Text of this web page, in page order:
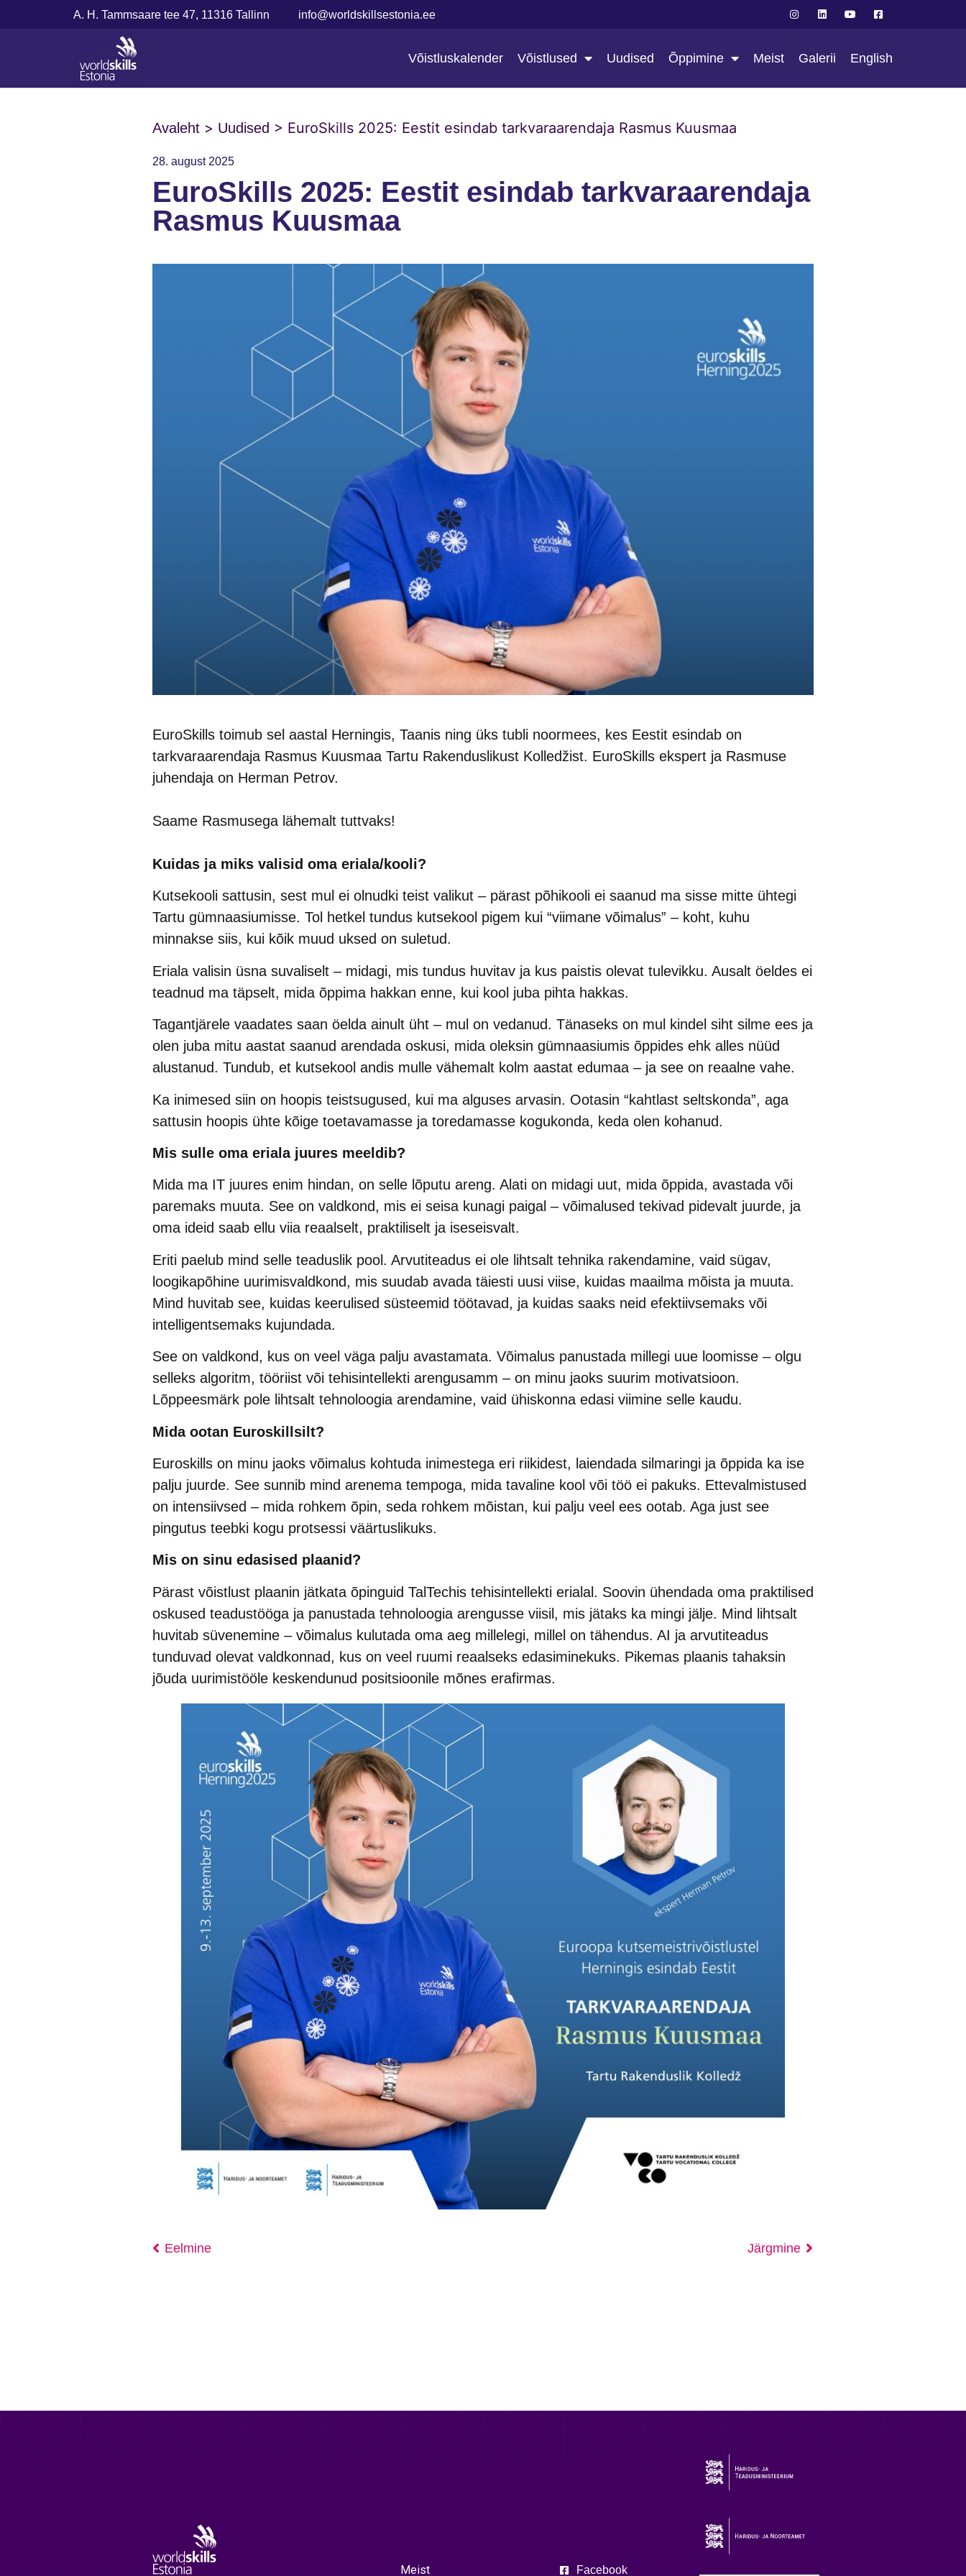
A. H. Tammsaare tee 47, 11316 Tallinn info@worldskillsestonia.ee
Võistluskalender Võistlused Uudised Õppimine Meist Galerii English
Avaleht > Uudised > EuroSkills 2025: Eestit esindab tarkvaraarendaja Rasmus Kuusmaa
28. august 2025
EuroSkills 2025: Eestit esindab tarkvaraarendaja
Rasmus Kuusmaa
EuroSkills toimub sel aastal Herningis, Taanis ning üks tubli noormees, kes Eestit esindab on
tarkvaraarendaja Rasmus Kuusmaa Tartu Rakenduslikust Kolledžist. EuroSkills ekspert ja Rasmuse
juhendaja on Herman Petrov.
Saame Rasmusega lähemalt tuttvaks!
Kuidas ja miks valisid oma eriala/kooli?
Kutsekooli sattusin, sest mul ei olnudki teist valikut – pärast põhikooli ei saanud ma sisse mitte ühtegi
Tartu gümnaasiumisse. Tol hetkel tundus kutsekool pigem kui “viimane võimalus” – koht, kuhu
minnakse siis, kui kõik muud uksed on suletud.
Eriala valisin üsna suvaliselt – midagi, mis tundus huvitav ja kus paistis olevat tulevikku. Ausalt öeldes ei
teadnud ma täpselt, mida õppima hakkan enne, kui kool juba pihta hakkas.
Tagantjärele vaadates saan öelda ainult üht – mul on vedanud. Tänaseks on mul kindel siht silme ees ja
olen juba mitu aastat saanud arendada oskusi, mida oleksin gümnaasiumis õppides ehk alles nüüd
alustanud. Tundub, et kutsekool andis mulle vähemalt kolm aastat edumaa – ja see on reaalne vahe.
Ka inimesed siin on hoopis teistsugused, kui ma alguses arvasin. Ootasin “kahtlast seltskonda”, aga
sattusin hoopis ühte kõige toetavamasse ja toredamasse kogukonda, keda olen kohanud.
Mis sulle oma eriala juures meeldib?
Mida ma IT juures enim hindan, on selle lõputu areng. Alati on midagi uut, mida õppida, avastada või
paremaks muuta. See on valdkond, mis ei seisa kunagi paigal – võimalused tekivad pidevalt juurde, ja
oma ideid saab ellu viia reaalselt, praktiliselt ja iseseisvalt.
Eriti paelub mind selle teaduslik pool. Arvutiteadus ei ole lihtsalt tehnika rakendamine, vaid sügav,
loogikapõhine uurimisvaldkond, mis suudab avada täiesti uusi viise, kuidas maailma mõista ja muuta.
Mind huvitab see, kuidas keerulised süsteemid töötavad, ja kuidas saaks neid efektiivsemaks või
intelligentsemaks kujundada.
See on valdkond, kus on veel väga palju avastamata. Võimalus panustada millegi uue loomisse – olgu
selleks algoritm, tööriist või tehisintellekti arengusamm – on minu jaoks suurim motivatsioon.
Lõppeesmärk pole lihtsalt tehnoloogia arendamine, vaid ühiskonna edasi viimine selle kaudu.
Mida ootan Euroskillsilt?
Euroskills on minu jaoks võimalus kohtuda inimestega eri riikidest, laiendada silmaringi ja õppida ka ise
palju juurde. See sunnib mind arenema tempoga, mida tavaline kool või töö ei pakuks. Ettevalmistused
on intensiivsed – mida rohkem õpin, seda rohkem mõistan, kui palju veel ees ootab. Aga just see
pingutus teebki kogu protsessi väärtuslikuks.
Mis on sinu edasised plaanid?
Pärast võistlust plaanin jätkata õpinguid TalTechis tehisintellekti erialal. Soovin ühendada oma praktilised
oskused teadustööga ja panustada tehnoloogia arengusse viisil, mis jätaks ka mingi jälje. Mind lihtsalt
huvitab süvenemine – võimalus kulutada oma aeg millelegi, millel on tähendus. AI ja arvutiteadus
tunduvad olevat valdkonnad, kus on veel ruumi reaalseks edasiminekuks. Pikemas plaanis tahaksin
jõuda uurimistööle keskendunud positsioonile mõnes erafirmas.
Eelmine Järgmine
Meist Facebook